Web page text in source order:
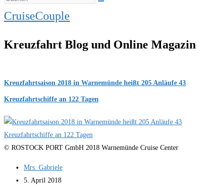
CruiseCouple
Kreuzfahrt Blog und Online Magazin
Kreuzfahrtsaison 2018 in Warnemünde heißt 205 Anläufe 43
Kreuzfahrtschiffe an 122 Tagen
© ROSTOCK PORT GmbH 2018 Warnemünde Cruise Center
Beitrags-
Autor:
Mrs. Gabriele
Beitrag
5. April 2018